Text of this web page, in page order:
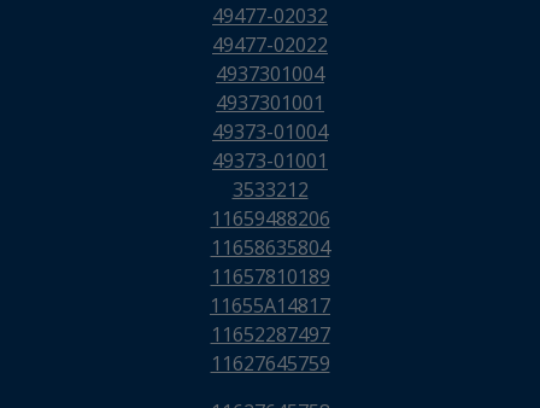
49477-02032
49477-02022
4937301004
4937301001
49373-01004
49373-01001
3533212
11659488206
11658635804
11657810189
11655A14817
11652287497
11627645759